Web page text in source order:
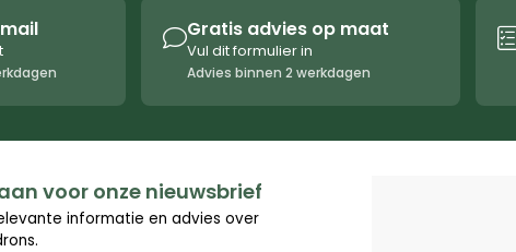
Gratis advies op maat
Vul dit formulier in
Advies binnen 2 werkdagen

voor onze nieuwsbrief
informatie en advies over